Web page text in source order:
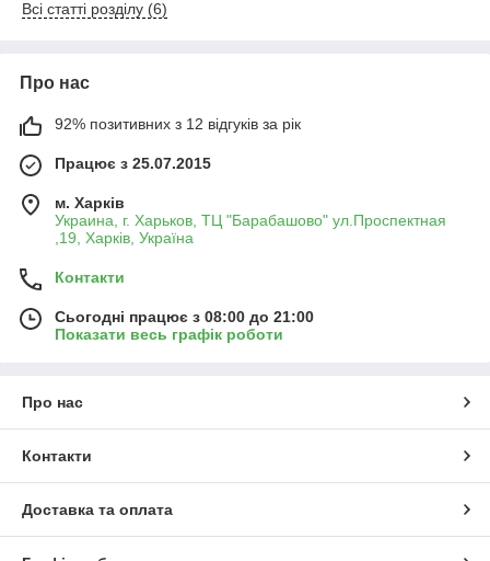
Всі статті розділу (6)
Про нас
92% позитивних з 12 відгуків за рік
Працює з 25.07.2015
м. Харків
Украина, г. Харьков, ТЦ "Барабашово" ул.Проспектная
,19, Харків, Україна
Контакти
Сьогодні працює з 08:00 до 21:00
Показати весь графік роботи
Про нас
Контакти
Доставка та оплата